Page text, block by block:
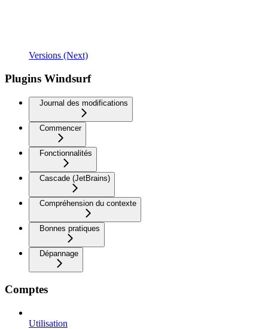
Versions (Next)
Plugins Windsurf
Journal des modifications
Commencer
Fonctionnalités
Cascade (JetBrains)
Compréhension du contexte
Bonnes pratiques
Dépannage
Comptes
Utilisation